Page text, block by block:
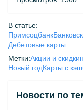
В статье:
Примсоцбанк
Дебетовые карты
Метки:Акции и скидки
Новый годКарты с
Новости по